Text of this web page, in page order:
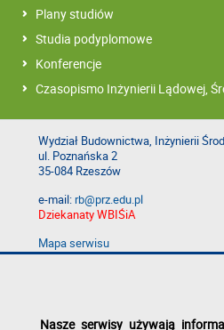
Plany studiów
Studia podyplomowe
Konferencje
Czasopismo Inżynierii Lądowej,
Wydział Budownictwa, Inżynierii
ul. Poznańska 2
35-084 Rzeszów
e-mail:rb@prz.edu.pl
Dziekanaty WBIŚiA
Mapa serwisu
Deklaracja dostępności
Nasze serwisy używają